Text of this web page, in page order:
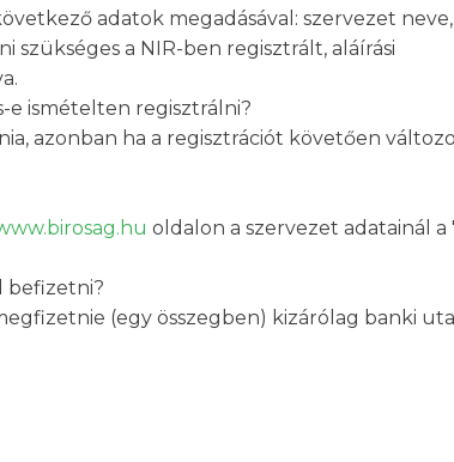
adatok megadásával: szervezet neve,
szükséges a NIR-ben regisztrált, aláírási
e ismételten regisztrálni?
azonban ha a regisztrációt követően
oldalon a szervezet adatainál a
befizetni?
(egy összegben) kizárólag banki